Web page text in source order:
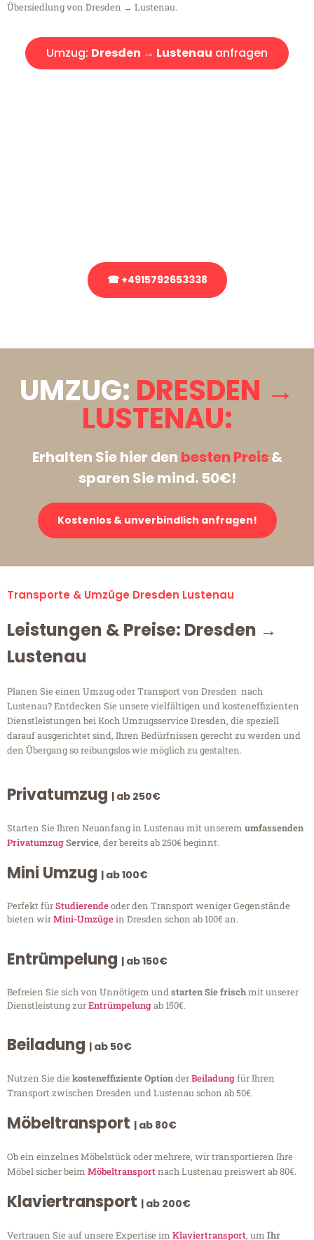
Übersiedlung von Dresden → Lustenau.
Umzug: Dresden → Lustenau anfragen
☎ +4915792653338
UMZUG: DRESDEN →
LUSTENAU:
Erhalten Sie hier den besten Preis&
sparen Sie mind. 50€!
Kostenlos & unverbindlich anfragen!
Transporte & Umzüge Dresden Lustenau
Leistungen & Preise: Dresden →
Lustenau
Planen Sie einen Umzug oder Transport von Dresden nach
Lustenau? Entdecken Sie unsere vielfältigen und kosteneffizienten
Dienstleistungen bei Koch Umzugsservice Dresden, die speziell
darauf ausgerichtet sind, Ihren Bedürfnissen gerecht zu werden und
den Übergang so reibungslos wie möglich zu gestalten.
Privatumzug | ab 250€
Starten Sie Ihren Neuanfang in Lustenau mit unserem umfassenden
PrivatumzugService, der bereits ab 250€ beginnt.
Mini Umzug | ab 100€
Perfekt fürStudierendeoder den Transport weniger Gegenstände
bieten wirMini-Umzügein Dresden schon ab 100€ an.
Entrümpelung | ab 150€
Befreien Sie sich von Unnötigem undstarten Sie frischmit unserer
Dienstleistung zurEntrümpelungab 150€.
Beiladung | ab 50€
Nutzen Sie diekosteneffiziente OptionderBeiladungfür Ihren
Transport zwischen Dresden und Lustenau schon ab 50€.
Möbeltransport | ab 80€
Ob ein einzelnes Möbelstück oder mehrere, wir transportieren Ihre
Möbel sicher beim Möbeltransportnach Lustenau preiswert ab 80€.
Klaviertransport | ab 200€
Vertrauen Sie auf unsere Expertise im Klaviertransport, um Ihr